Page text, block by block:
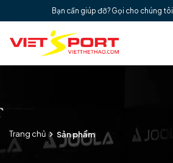
Bạn cần giúp đỡ? Gọi cho chúng tôi
Trang chủ Sản phẩm